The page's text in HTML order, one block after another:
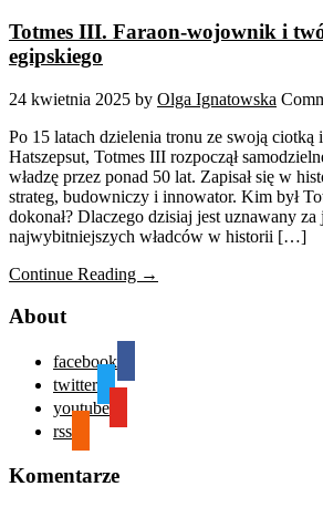
Totmes III. Faraon-wojownik i
egipskiego
24 kwietnia 2025 by Olga Ignatowska
Po 15 latach dzielenia tronu ze swoją ciotką
Hatszepsut, Totmes III rozpoczął
władzę przez ponad 50 lat. Zapisał się w
strateg, budowniczy i innowator. Kim był
dokonał? Dlaczego dzisiaj jest uznawany za
najwybitniejszych władców w historii […]
Continue Reading →
About
facebook
twitter
youtube
rss
Komentarze